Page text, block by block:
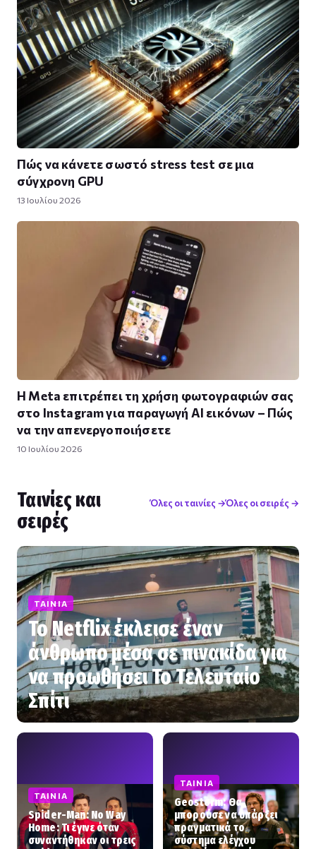
Πώς να κάνετε σωστό stress test σε μια
σύγχρονη GPU
13 Ιουλίου 2026
Η Meta επιτρέπει τη χρήση φωτογραφιών σας
στο Instagram για παραγωγή AI εικόνων – Πώς
να την απενεργοποιήσετε
10 Ιουλίου 2026
Ταινίες και
σειρές
Όλες οι ταινίες →Όλες οι σειρές →
ΤΑΙΝΊΑ
Το Netflix έκλεισε έναν
άνθρωπο μέσα σε πινακίδα για
να προωθήσει Το Τελευταίο
Σπίτι
ΤΑΙΝΊΑ
Spider-Man: No Way
Home: Τι έγινε όταν
συναντήθηκαν οι τρεις
ΤΑΙΝΊΑ
Geostorm: Θα
μπορούσε να υπάρξει
πραγματικά το
σύστημα ελέγχου